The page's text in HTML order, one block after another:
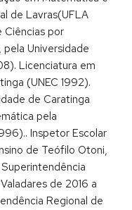
de Lavras(UFLA
Ciências por
Universidade
Licenciatura em
(UNEC 1992).
de Caratinga
pela
Inspetor Escolar
de Teófilo Otoni,
de 2016 a
Regional de